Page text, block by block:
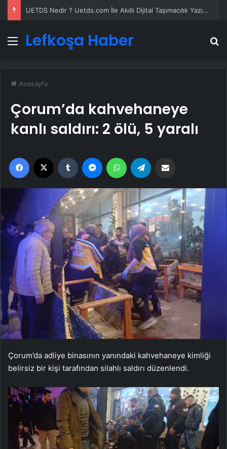
UETDS Nedir ? Uetds.com İle Akıllı Dijital Taşımacılık Yazılımı
Menü
Lefkoşa Haber
Anasayfa
Çorum’da kahvehaneye
kanlı saldırı: 2 ölü, 5 yaralı
Facebook Tumblr MessengerWhatsApp
Çorum’da adliye binasının yanındaki kahvehaneye kimliği
belirsiz bir kişi tarafından silahlı saldırı düzenlendi.